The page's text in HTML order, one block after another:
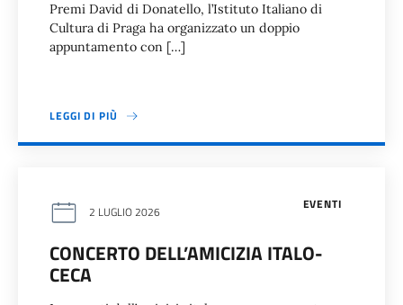
Premi David di Donatello, l’Istituto Italiano di
Cultura di Praga ha organizzato un doppio
appuntamento con […]
LEGGI DI PIÙ
EVENTI
2 LUGLIO 2026
CONCERTO DELL’AMICIZIA ITALO-
CECA